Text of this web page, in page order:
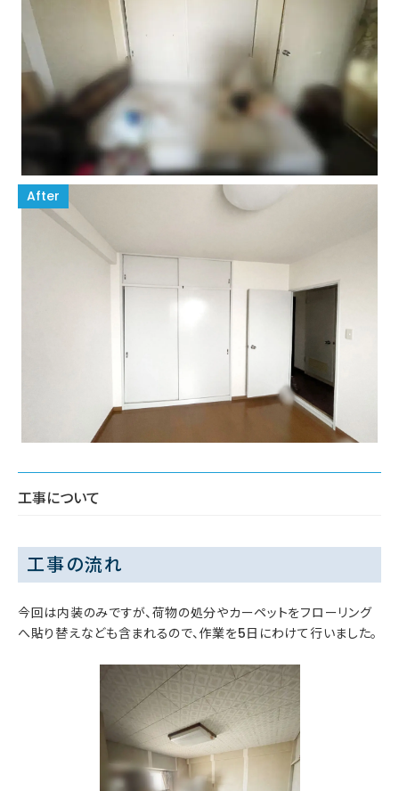
工事について
工事の流れ
今回は内装のみですが、荷物の処分やカーペットをフローリング
へ貼り替えなども含まれるので、作業を5日にわけて行いました。